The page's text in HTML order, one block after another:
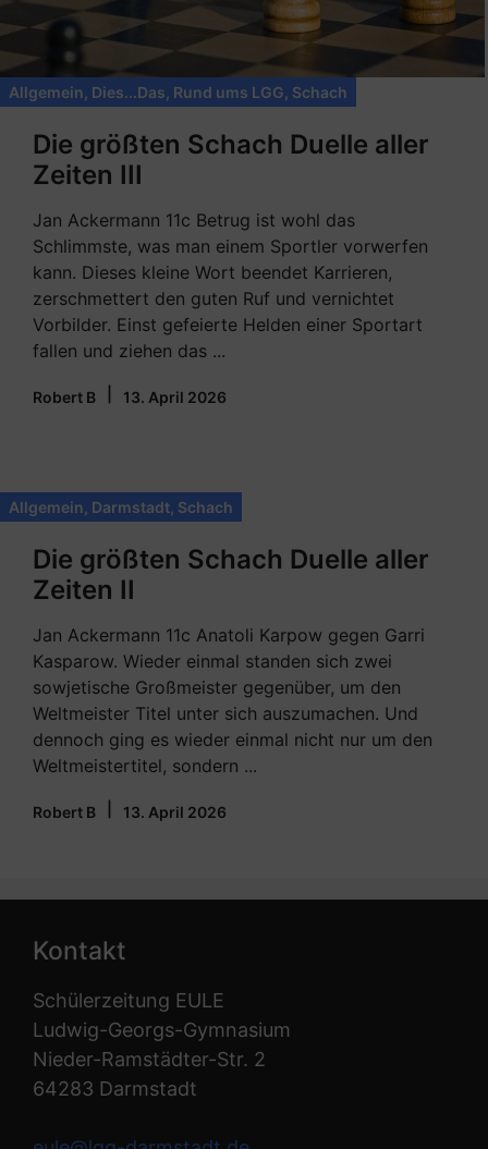
Allgemein Dies...Das Rund ums LGG Schach
Die größten Schach Duelle aller
Zeiten III
Jan Ackermann 11c Betrug ist wohl das
Schlimmste, was man einem Sportler vorwerfen
kann. Dieses kleine Wort beendet Karrieren,
zerschmettert den guten Ruf und vernichtet
Vorbilder. Einst gefeierte Helden einer Sportart
fallen und ziehen das ...
Robert B 13. April 2026
Allgemein Darmstadt Schach
Die größten Schach Duelle aller
Zeiten II
Jan Ackermann 11c Anatoli Karpow gegen Garri
Kasparow. Wieder einmal standen sich zwei
sowjetische Großmeister gegenüber, um den
Weltmeister Titel unter sich auszumachen. Und
dennoch ging es wieder einmal nicht nur um den
Weltmeistertitel, sondern ...
Robert B 13. April 2026
Kontakt
Schülerzeitung EULE
Ludwig-Georgs-Gymnasium
Nieder-Ramstädter-Str. 2
64283 Darmstadt